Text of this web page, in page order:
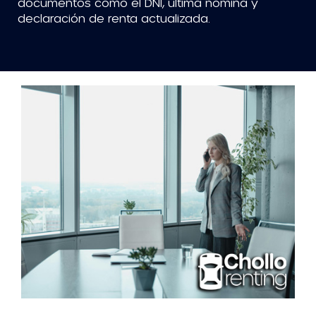
documentos como el DNI, última nómina y
declaración de renta actualizada.